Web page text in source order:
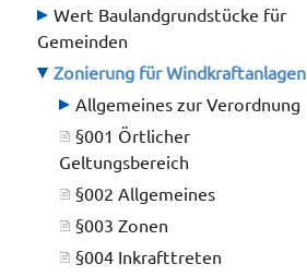
Wert Baulandgrundstücke für
Gemeinden
Zonierung für Windkraftanlagen
Allgemeines zur Verordnung
§001 Örtlicher
Geltungsbereich
§002 Allgemeines
§003 Zonen
§004 Inkrafttreten
10.02.2023
Auslaufend: